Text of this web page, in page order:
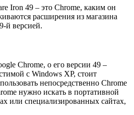
Iron 49 – это Chrome, каким он
расширения из магазина
й версией.
Chrome, о его версии 49 –
с Windows XP, стоит
непосредственно Chrome
нужно искать в портативной
или специализированных сайтах,